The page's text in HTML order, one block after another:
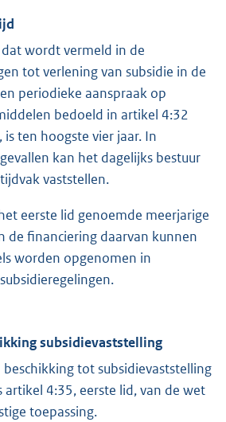
wordt vermeld in de
tot verlening van subsidie in de
periodieke aanspraak op
bedoeld in artikel 4:32
is ten hoogste vier jaar. In
kan het dagelijks bestuur
vaststellen.
eerste lid genoemde meerjarige
de financiering daarvan kunnen
worden opgenomen in
subsidievaststelling
tot subsidievaststelling
artikel 4:35, eerste lid, van de wet
toepassing.